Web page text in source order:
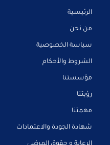
الرئيسية
من نحن
سياسة الخصوصية
الشروط والأحكام
مؤسستنا
رؤيتنا
مهمتنا
شهادة الجودة والاعتمادات